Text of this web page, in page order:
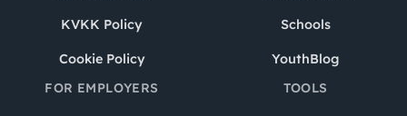
KVKK Policy
Cookie Policy
Schools
YouthBlog
FOR EMPLOYERS
TOOLS